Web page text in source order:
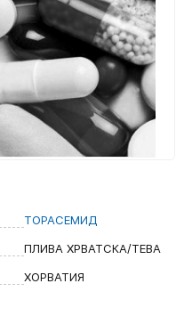
ТОРАСЕМИД
ПЛИВА ХРВАТСКА/ТЕВА
ХОРВАТИЯ